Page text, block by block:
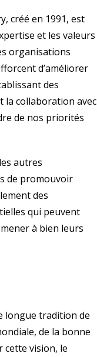
créé en 1991, est
et les valeurs
organisations
d’améliorer
des
la collaboration avec
de nos priorités
autres
de promouvoir
des
qui peuvent
à bien leurs
longue tradition de
de la bonne
cette vision, le